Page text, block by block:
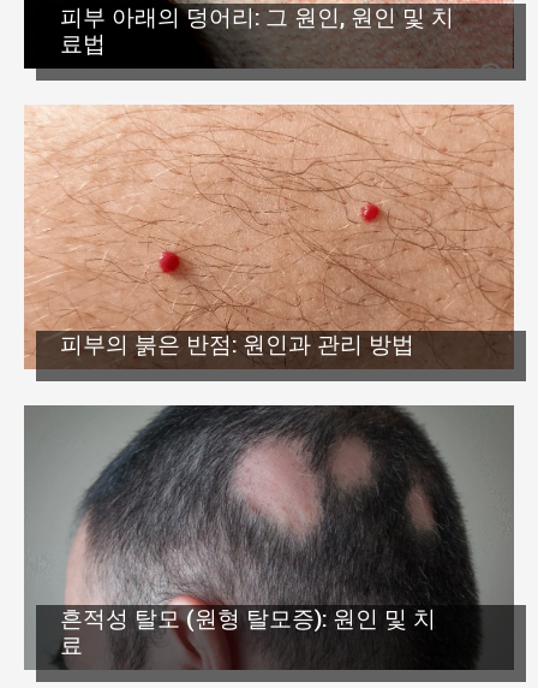
피부 아래의 덩어리: 그 원인, 원인 및 치
료법
피부의 붉은 반점: 원인과 관리 방법
흔적성 탈모 (원형 탈모증): 원인 및 치
료